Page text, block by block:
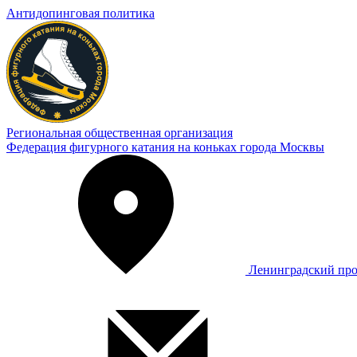
Антидопинговая политика
Региональная общественная организация
Федерация фигурного катания на коньках города Москвы
Ленинградский